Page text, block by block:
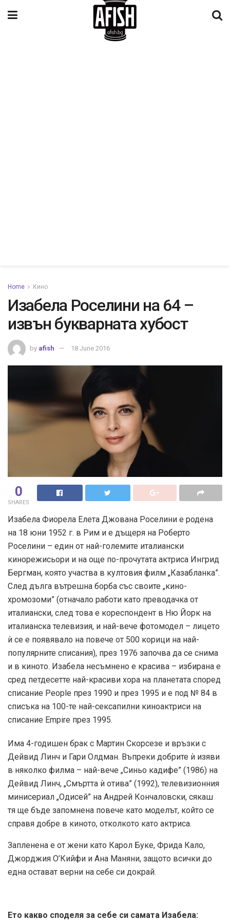
Home Кино
Изабела Роселини на 64 –
извън букварната хубост
by afish 18 June 2016
0
SHARES
Изабела Фиорела Елета Джована Роселини е родена
на 18 юни 1952 г. в Рим и е дъщеря на Роберто
Роселини – един от най-големите италиански
кинорежисьори и на още по-прочутата актриса Ингрид
Бергман, която участва в култовия филм „Казабланка”.
След дълга вътрешна борба със своите „кино-
хромозоми” (отначало работи като преводачка от
италиански, след това е кореспондент в Ню Йорк на
италианска телевизия, и най-вече фотомодел – лицето
ѝ се е появявало на повече от 500 корици на най-
популярните списания), през 1976 започва да се снима
и в киното. Изабела несъмнено е красива – избирана е
сред петдесетте най-красиви хора на планетата според
списание People през 1990 и през 1995 и е под № 84 в
списъка на 100-те най-сексапилни киноактриси на
списание Empire през 1995.
Има 4-годишен брак с Мартин Скорсезе и връзки с
Дейвид Линч и Гари Олдман. Въпреки добрите ѝ изяви
в няколко филма – най-вече „Синьо кадифе” (1986) на
Дейвид Линч, „Смъртта ѝ отива” (1992), телевизионния
минисериал „Одисей” на Андрей Кончаловски, сякаш
тя ще бъде запомнена повече като моделът, който се
справя добре в киното, отколкото като актриса.
Запленена е от жени като Карол Буке, Фрида Кало,
Джорджия O’Кийфи и Ана Маняни, защото всички до
една остават верни на себе си докрай.
Ето какво споделя за себе си самата Изабела: